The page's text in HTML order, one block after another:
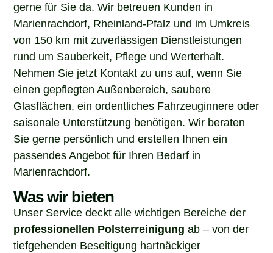
gerne für Sie da. Wir betreuen Kunden in
Marienrachdorf, Rheinland-Pfalz und im Umkreis
von 150 km mit zuverlässigen Dienstleistungen
rund um Sauberkeit, Pflege und Werterhalt.
Nehmen Sie jetzt Kontakt zu uns auf, wenn Sie
einen gepflegten Außenbereich, saubere
Glasflächen, ein ordentliches Fahrzeuginnere oder
saisonale Unterstützung benötigen. Wir beraten
Sie gerne persönlich und erstellen Ihnen ein
passendes Angebot für Ihren Bedarf in
Marienrachdorf.
Was wir bieten
Unser Service deckt alle wichtigen Bereiche der
professionellen Polsterreinigung ab – von der
tiefgehenden Beseitigung hartnäckiger